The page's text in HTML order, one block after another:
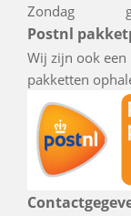
Zondag
Postnl
Wij zijn ook
pakketten